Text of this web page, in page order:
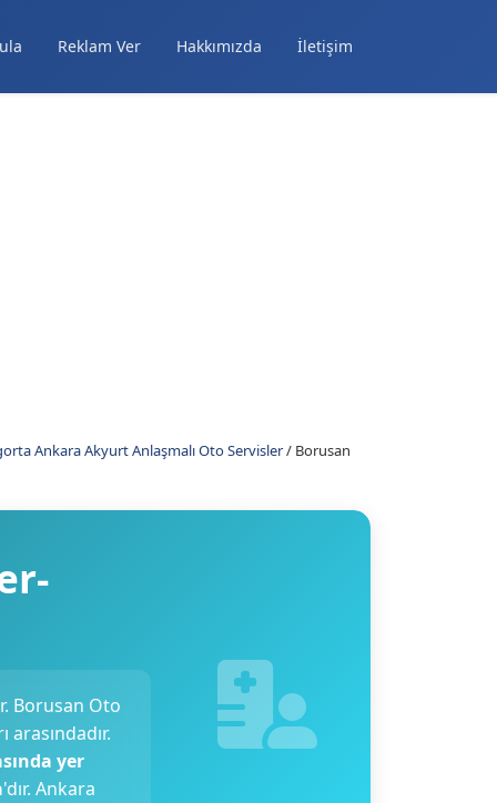
Reklam Ver Hakkımızda İletişim
Ankara Akyurt Anlaşmalı Oto Servisler/ Borusan
Borusan Oto
yer
'dır. Ankara